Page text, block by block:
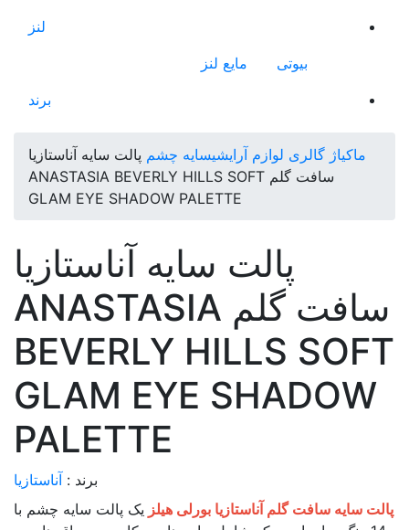
لنز
بیوتی
مایع لنز
برند
ماکیاژ گالری لوازم آرایشیسایه چشم پالت سایه آناستازیا
سافت گلم ANASTASIA BEVERLY HILLS SOFT
GLAM EYE SHADOW PALETTE
پالت سایه آناستازیا
سافت گلم ANASTASIA
BEVERLY HILLS SOFT
GLAM EYE SHADOW
PALETTE
برند : آناستازیا
پالت سایه سافت گلم آناستازیا بورلی هیلز یک پالت سایه چشم با